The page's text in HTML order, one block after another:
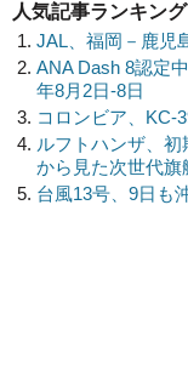
人気記事ランキング
JAL、福岡－鹿児
ANA Dash 8認定
年8月2日-8日
コロンビア、
ルフトハンザ、
から見た次世代旗
台風13号、9日も